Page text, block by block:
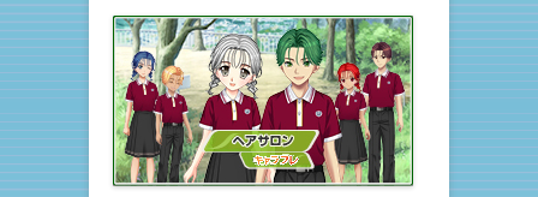
ウ
ィ
ン
ド
ウ
で
開
き
ま
す
)
て
く
だ
さ
い
(
新
し
い
ウ
ィ
ン
ド